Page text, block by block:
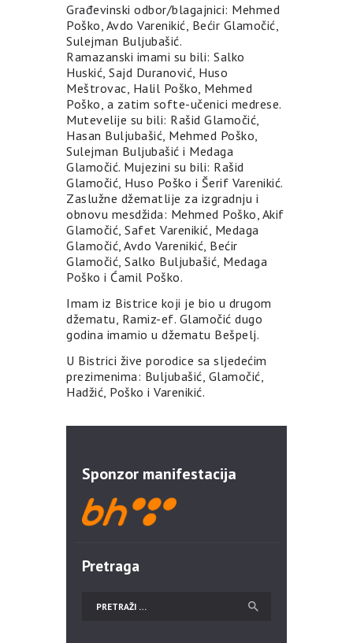
Građevinski odbor/blagajnici: Mehmed
Poško, Avdo Varenikić, Bećir Glamočić,
Sulejman Buljubašić.
Ramazanski imami su bili: Salko
Huskić, Sajd Duranović, Huso
Meštrovac, Halil Poško, Mehmed
Poško, a zatim softe-učenici medrese.
Mutevelije su bili: Rašid Glamočić,
Hasan Buljubašić, Mehmed Poško,
Sulejman Buljubašić i Medaga
Glamočić. Mujezini su bili: Rašid
Glamočić, Huso Poško i Šerif Varenikić.
Zaslužne džematlije za izgradnju i
obnovu mesdžida: Mehmed Poško, Akif
Glamočić, Safet Varenikić, Medaga
Glamočić, Avdo Varenikić, Bećir
Glamočić, Salko Buljubašić, Medaga
Poško i Ćamil Poško.
Imam iz Bistrice koji je bio u drugom
džematu, Ramiz-ef. Glamočić dugo
godina imamio u džematu Bešpelj.
U Bistrici žive porodice sa sljedećim
prezimenima: Buljubašić, Glamočić,
Hadžić, Poško i Varenikić.
Sponzor manifestacija
Pretraga